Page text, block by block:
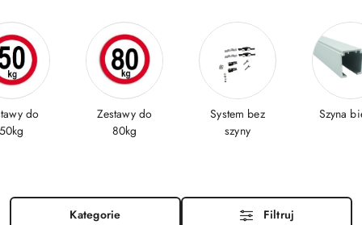
do
Zestawy do
80kg
System bez
szyny
Szyna
Kategorie Filtruj